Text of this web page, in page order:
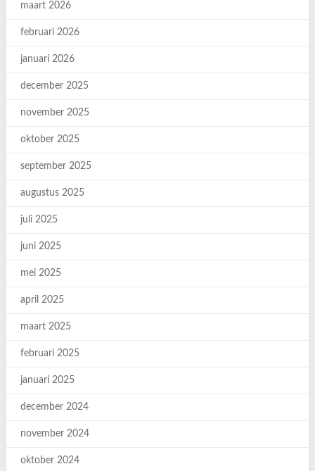
maart 2026
februari 2026
januari 2026
december 2025
november 2025
oktober 2025
september 2025
augustus 2025
juli 2025
juni 2025
mei 2025
april 2025
maart 2025
februari 2025
januari 2025
december 2024
november 2024
oktober 2024